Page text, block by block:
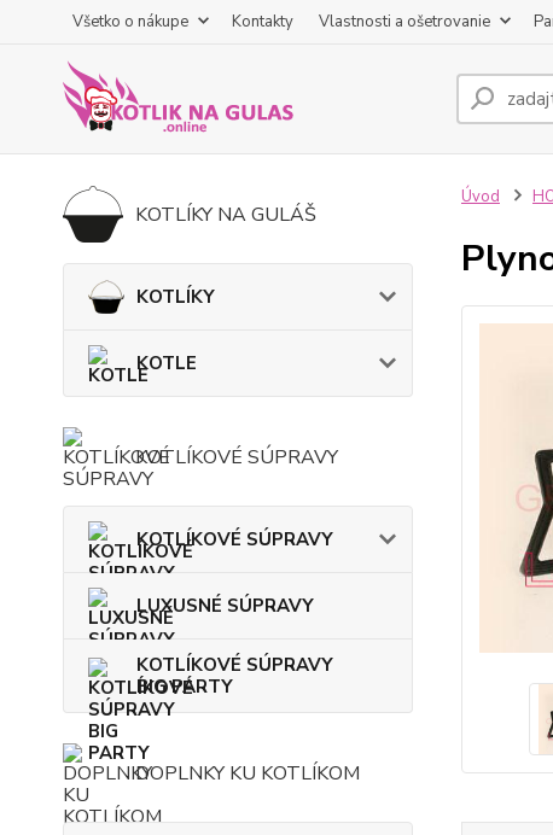
Všetko o nákupe Kontakty Vlastnosti a ošetrovanie
KOTLÍKY NA GULÁŠ
KOTLÍKY
KOTLE
KOTLÍKOVÉ SÚPRAVY
KOTLÍKOVÉ SÚPRAVY
LUXUSNÉ SÚPRAVY
KOTLÍKOVÉ SÚPRAVY
BIG PARTY
DOPLNKY KU KOTLÍKOM
Úvod